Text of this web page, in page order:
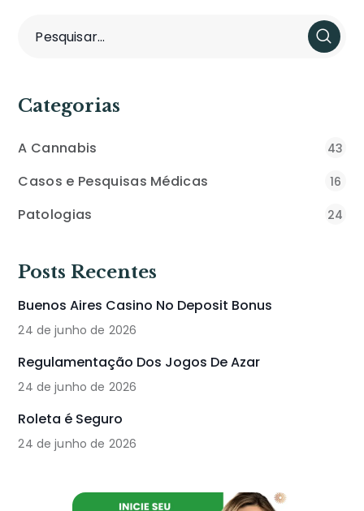
Categorias
A Cannabis 43
Casos e Pesquisas Médicas 16
Patologias 24
Posts Recentes
Buenos Aires Casino No Deposit Bonus
24 de junho de 2026
Regulamentação Dos Jogos De Azar
24 de junho de 2026
Roleta é Seguro
24 de junho de 2026